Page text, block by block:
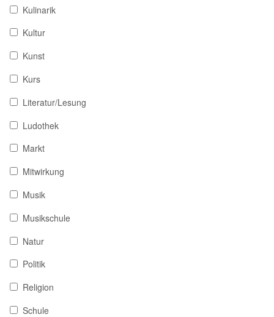
Kulinarik
Kultur
Kunst
Kurs
Literatur/Lesung
Ludothek
Markt
Mitwirkung
Musik
Musikschule
Natur
Politik
Religion
Schule